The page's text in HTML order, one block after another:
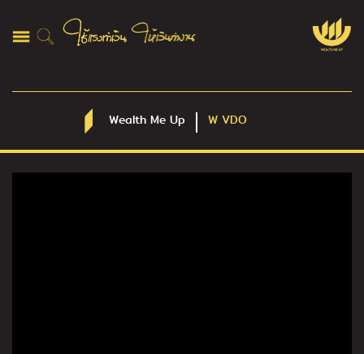
Wealth Me Up W VDO